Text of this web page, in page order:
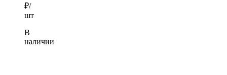
₽/
шт
В
наличии